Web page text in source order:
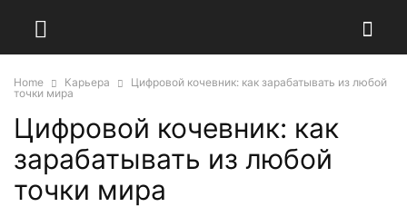
Home Карьера
Цифровой кочевник: как зарабатывать из любой
точки мира
Цифровой кочевник: как
зарабатывать из любой
точки мира